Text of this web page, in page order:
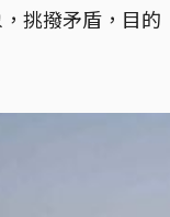
挑撥矛盾，目的